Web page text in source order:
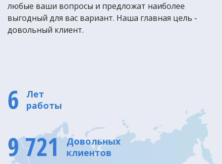
любые ваши вопросы и предложат наиболее
выгодный для вас вариант. Наша главная цель -
довольный клиент.
6
Лет
работы
9 721
Довольных
клиентов